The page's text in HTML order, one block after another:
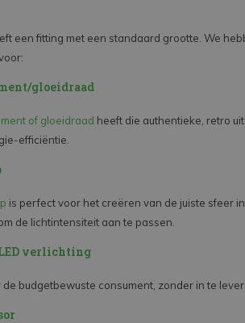
een fitting met een standaard grootte. We
gloeidraad
of gloeidraad heeft die authentieke, retro
efficiëntie.
is perfect voor het creëren van de juiste sfeer
de lichtintensiteit aan te passen.
verlichting
de budgetbewuste consument, zonder in te